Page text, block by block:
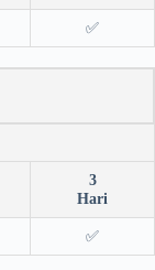
✅
3
Hari
✅